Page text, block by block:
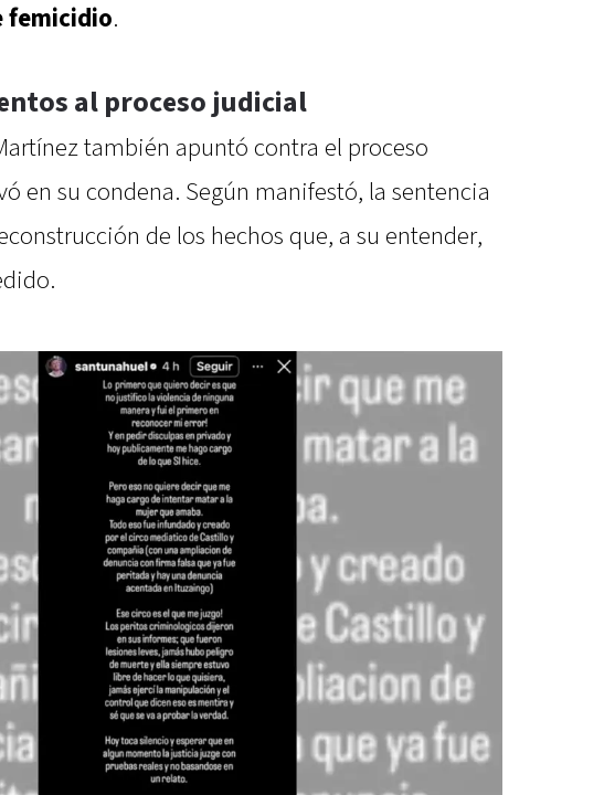
.
al proceso judicial
también apuntó contra el proceso
en su condena. Según manifestó, la sentencia
de los hechos que, a su entender,